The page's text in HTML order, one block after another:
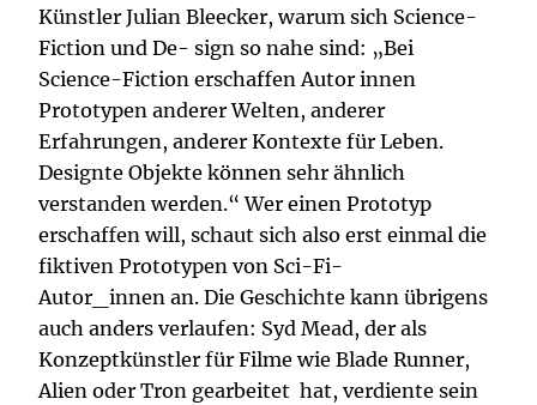
Künstler Julian Bleecker, warum sich Science-
Fiction und De- sign so nahe sind: „Bei
Science-Fiction erschaffen Autor innen
Prototypen anderer Welten, anderer
Erfahrungen, anderer Kontexte für Leben.
Designte Objekte können sehr ähnlich
verstanden werden.“ Wer einen Prototyp
erschaffen will, schaut sich also erst einmal die
fiktiven Prototypen von Sci-Fi-
Autor_innen an. Die Geschichte kann übrigens
auch anders verlaufen: Syd Mead, der als
Konzeptkünstler für Filme wie Blade Runner,
Alien oder Tron gearbeitet hat, verdiente sein